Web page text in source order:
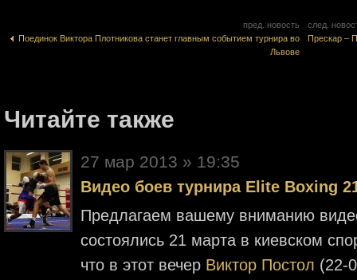
пред. новость
Поединок Виктора Плотникова станет главным событием турнира во
Львове
след.
Прескар –
Читайте также
27 мар 2013 » 19:35
Видео боев турнира Elite Boxing
Предлагаем вашему вниманию
состоялись 21 марта в киевском
что в этот вечер Виктор Постол (22-